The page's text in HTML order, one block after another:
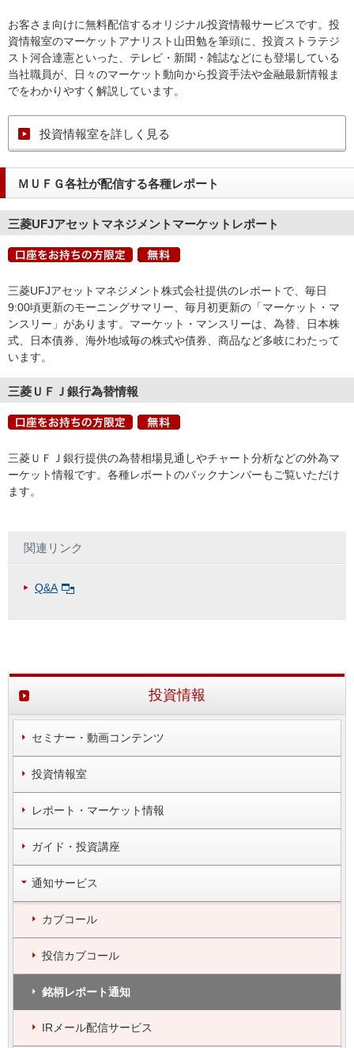
お客さま向けに無料配信するオリジナル投資情報サービスです。投
資情報室のマーケットアナリスト山田勉を筆頭に、投資ストラテジ
スト河合達憲といった、テレビ・新聞・雑誌などにも登場している
当社職員が、日々のマーケット動向から投資手法や金融最新情報ま
でをわかりやすく解説しています。
投資情報室を詳しく見る
ＭＵＦＧ各社が配信する各種レポート
三菱UFJアセットマネジメントマーケットレポート
三菱UFJアセットマネジメント株式会社提供のレポートで、毎日
9:00頃更新のモーニングサマリー、毎月初更新の「マーケット・マ
ンスリー」があります。マーケット・マンスリーは、為替、日本株
式、日本債券、海外地域毎の株式や債券、商品など多岐にわたって
います。
三菱ＵＦＪ銀行為替情報
三菱ＵＦＪ銀行提供の為替相場見通しやチャート分析などの外為マ
ーケット情報です。各種レポートのバックナンバーもご覧いただけ
ます。
関連リンク
Q&A
投資情報
セミナー・動画コンテンツ
投資情報室
レポート・マーケット情報
ガイド・投資講座
通知サービス
カブコール
投信カブコール
銘柄レポート通知
IRメール配信サービス